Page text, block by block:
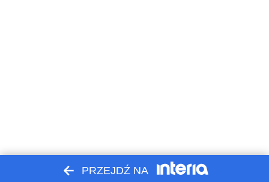
PRZEJDŹ NA